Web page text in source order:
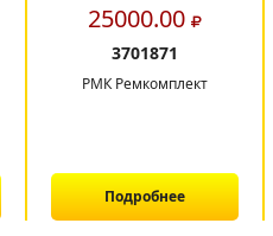
25000.00
3701871
РМК Ремкомплект
Подробнее